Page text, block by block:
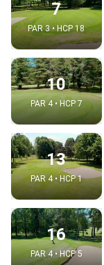
7
PAR 3 • HCP 18
10
PAR 4 • HCP 7
13
PAR 4 • HCP 1
16
PAR 4 • HCP 5